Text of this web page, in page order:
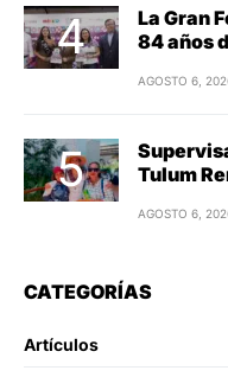
La Gran
84 años
AGOSTO 6,
Tulum
AGOSTO 6,
CATEGORÍAS
Artículos